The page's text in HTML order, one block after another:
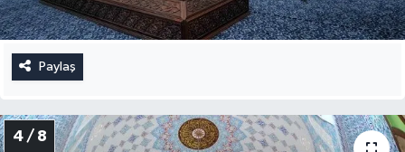
Paylaş
4 / 8